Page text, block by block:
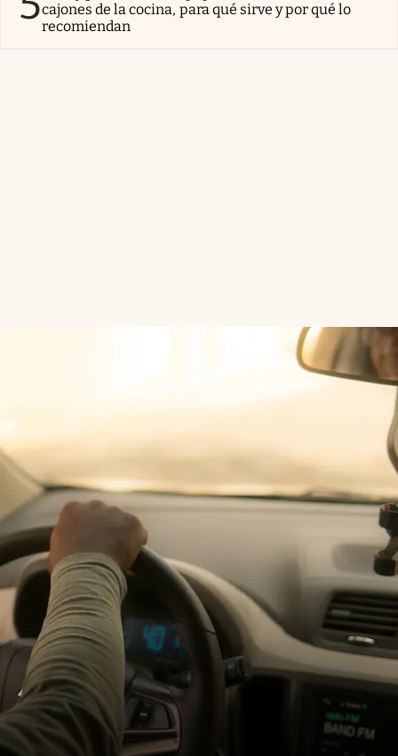
cajones de la cocina, para qué sirve y por qué lo
recomiendan